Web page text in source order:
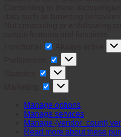
Preferences
Statistics
Marketing
Manage options
Manage services
Manage {vendor_count}
Read more about these